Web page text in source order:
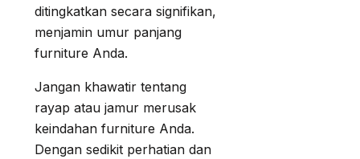
ditingkatkan secara signifikan,
menjamin umur panjang
furniture Anda.
Jangan khawatir tentang
rayap atau jamur merusak
keindahan furniture Anda.
Dengan sedikit perhatian dan